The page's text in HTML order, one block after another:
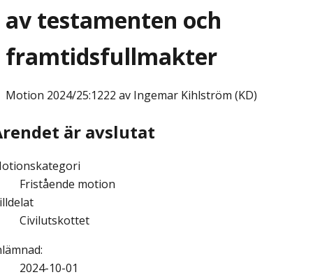
av testamenten och
framtidsfullmakter
Motion 2024/25:1222 av Ingemar Kihlström (KD)
är avslutat
Fristående motion
Civilutskottet
:
2024-10-01